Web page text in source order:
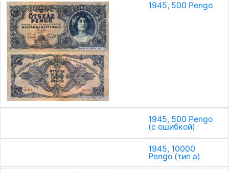
1945, 500 Pengo
1945, 500 Pengo
(с ошибкой)
1945, 10000
Pengo (тип a)